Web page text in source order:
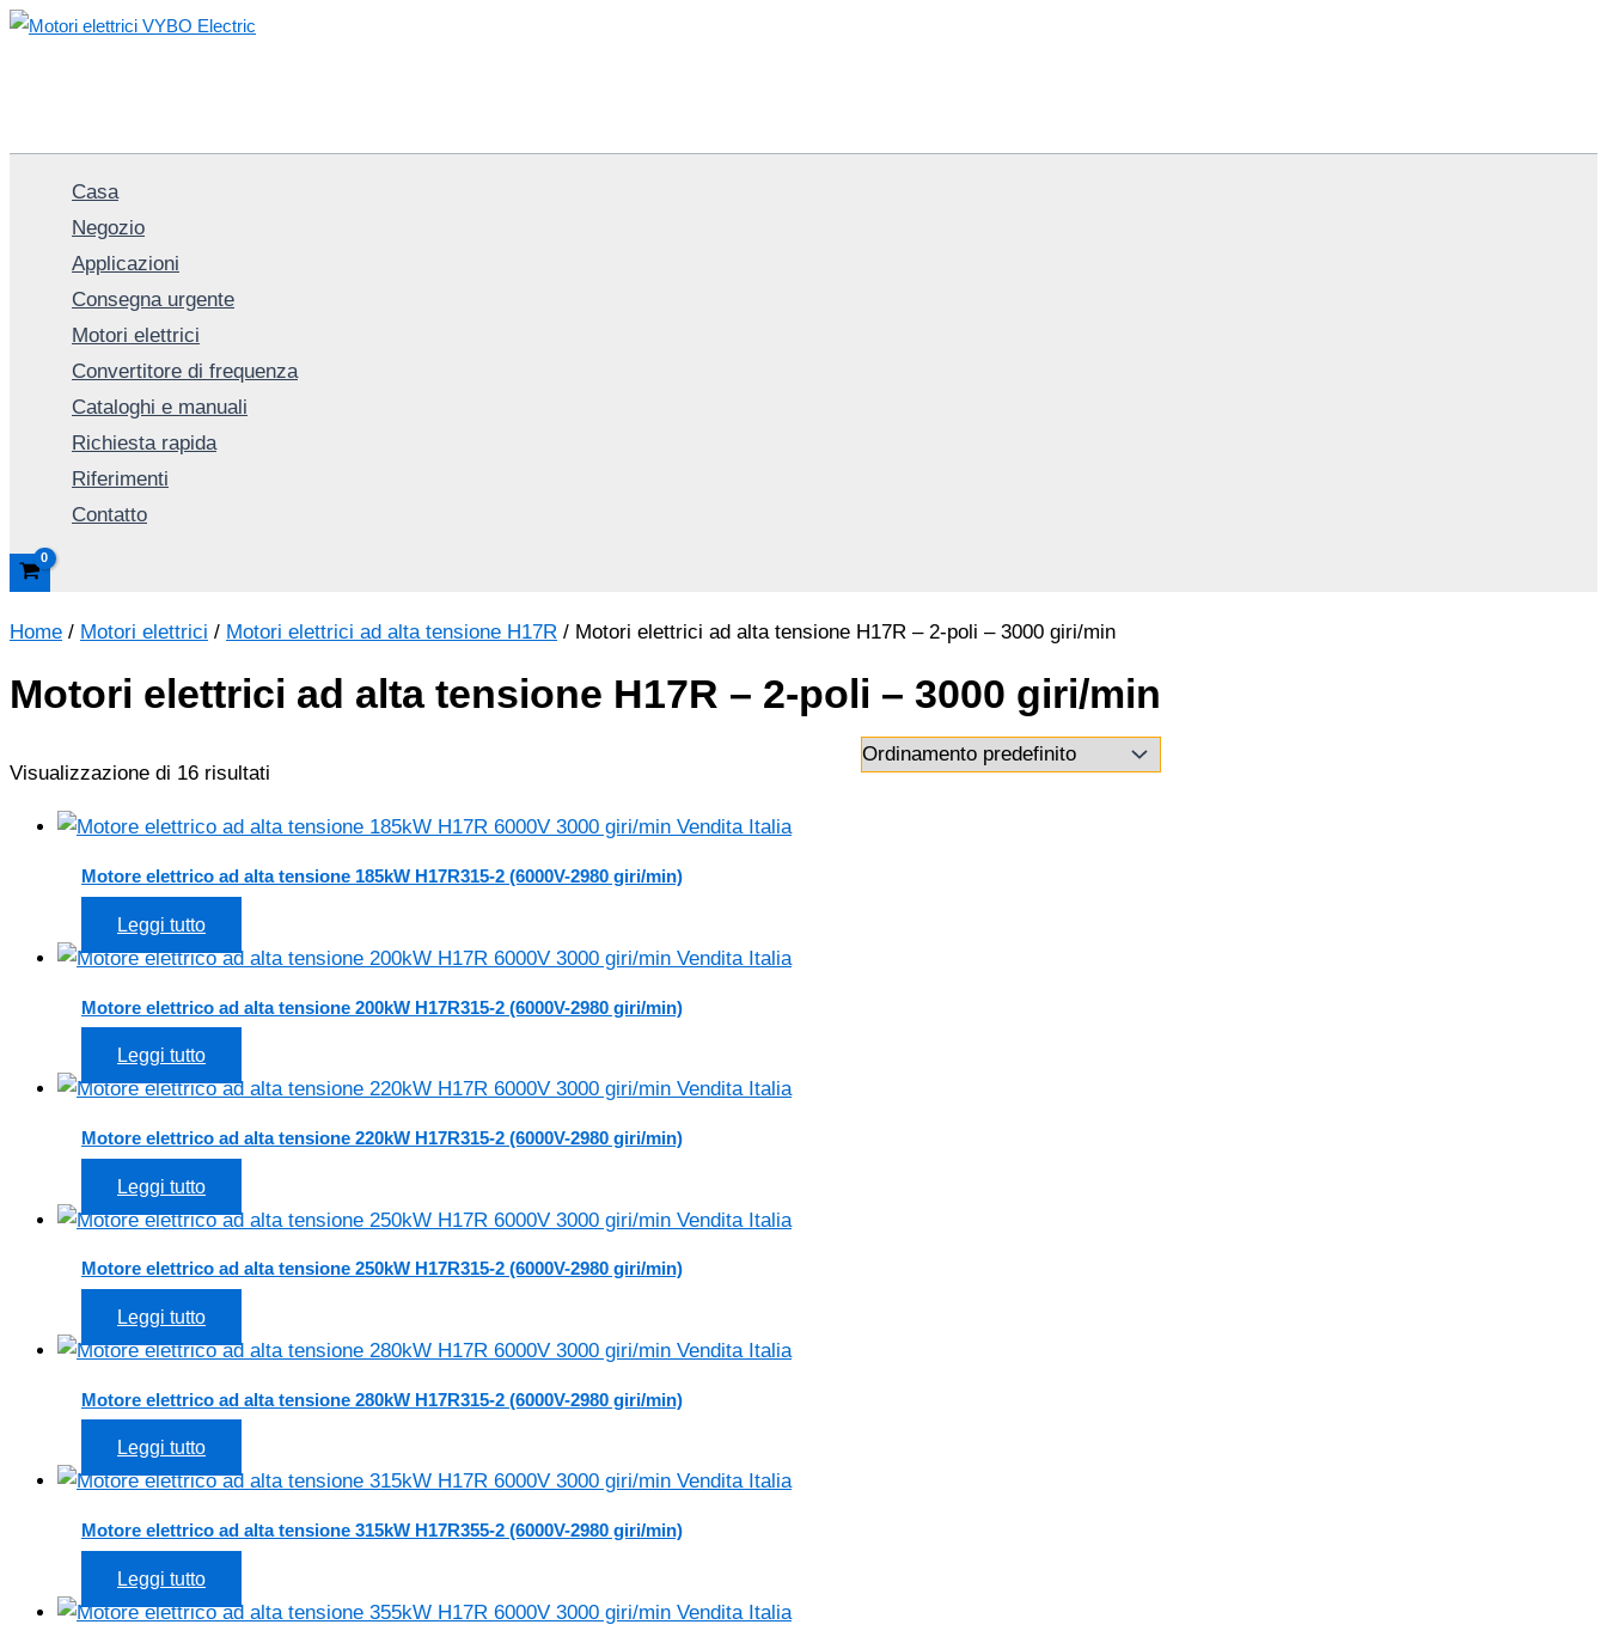
Vai
Casa
Negozio
Applicazioni
Consegna urgente
Motori elettrici
Convertitore di frequenza
Cataloghi e manuali
Richiesta rapida
Riferimenti
Contatto
Home / Motori elettrici / Motori elettrici ad alta tensione H17R / Motori elettrici ad alta tensione H17R – 2-poli – 3000 giri/min
Motori elettrici ad alta tensione H17R – 2-poli – 3000 giri/min
Visualizzazione di 16 risultati
Motore elettrico ad alta tensione 185kW H17R315-2 (6000V-2980 giri/min)
Leggi tutto
Motore elettrico ad alta tensione 200kW H17R315-2 (6000V-2980 giri/min)
Leggi tutto
Motore elettrico ad alta tensione 220kW H17R315-2 (6000V-2980 giri/min)
Leggi tutto
Motore elettrico ad alta tensione 250kW H17R315-2 (6000V-2980 giri/min)
Leggi tutto
Motore elettrico ad alta tensione 280kW H17R315-2 (6000V-2980 giri/min)
Leggi tutto
Motore elettrico ad alta tensione 315kW H17R355-2 (6000V-2980 giri/min)
Leggi tutto